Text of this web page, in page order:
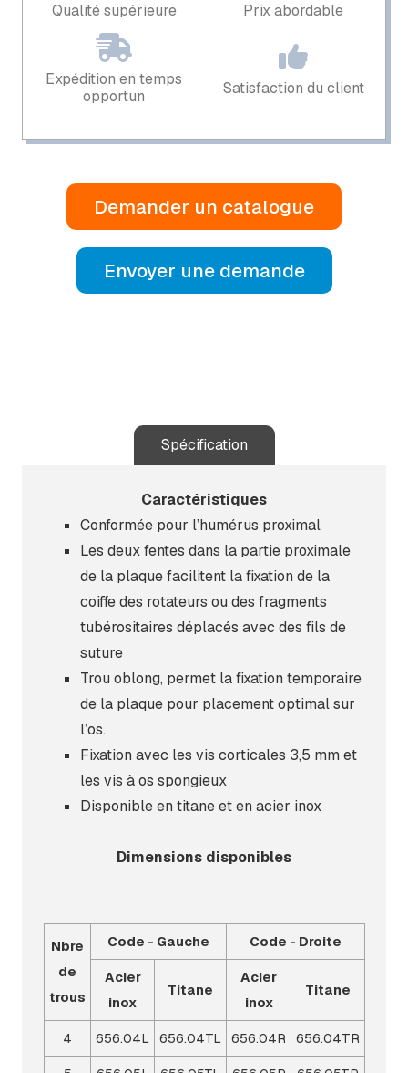
Qualité supérieure Prix ​​abordable
Expédition en temps
opportun
Satisfaction du client
Demander un catalogue
Envoyer une demande
Spécification
Caractéristiques
Conformée pour l’humérus proximal
Les deux fentes dans la partie proximale
de la plaque facilitent la fixation de la
coiffe des rotateurs ou des fragments
tubérositaires déplacés avec des fils de
suture
Trou oblong, permet la fixation temporaire
de la plaque pour placement optimal sur
l’os.
Fixation avec les vis corticales 3,5 mm et
les vis à os spongieux
Disponible en titane et en acier inox
Dimensions disponibles
Nbre
de
trous
Code - Gauche Code - Droite
Acier
inox
Titane
Acier
inox
Titane
4 656.04L 656.04TL 656.04R 656.04TR